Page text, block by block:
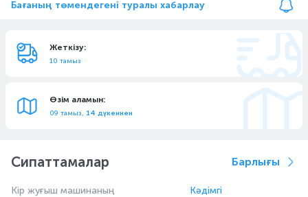
Бағаның төмендегені туралы хабарлау
Жеткізу:
10 тамыз
Өзім аламын:
09 тамыз, 14 дүкеннен
Сипаттамалар Барлығы
Кір жуғыш машинаның
Кәдімгі